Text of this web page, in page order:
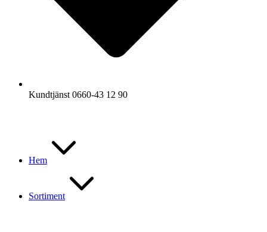
Kundtjänst 0660-43 12 90
Hem
Sortiment